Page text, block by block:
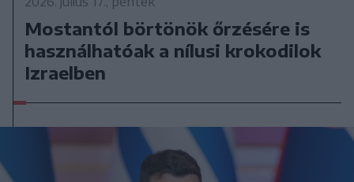
Mostantól börtönök őrzésére is
használhatóak a nílusi krokodilok
Izraelben